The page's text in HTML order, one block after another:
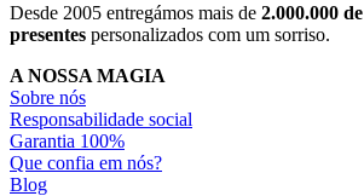
Desde 2005 entregámos mais de 2.000.000 de
presentes personalizados com um sorriso.
A NOSSA MAGIA
Sobre nós
Responsabilidade social
Garantia 100%
Que confia em nós?
Blog